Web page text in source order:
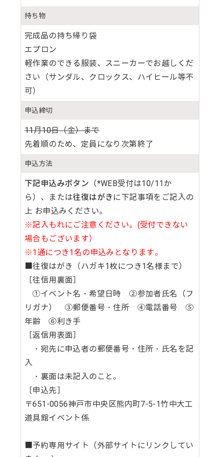
持ち物
完成品の持ち帰り袋
エプロン
軽作業のできる服装、スニーカーでお越しくだ
さい（サンダル、クロックス、ハイヒール等不
可）
申込締切
11月10日（金）まで
先着順のため、定員になり次第終了
申込方法
下記申込みボタン （*WEB受付は10/11か
ら）、または往復はがき に下記事項をご記入の
上 お申込みください。
※記入もれにご注意ください。(受付できない
場合もございます）
※1通につき1名の申込みとなります。
■往復はがき（ハガキ1枚につき1名様まで）
［往信用裏面］
①イベント名・希望日時 ②参加者氏名（フ
リガナ） ③郵便番号・住所 ④電話番号 ⑤
年齢 ⑥利き手
［返信用表面］
・宛先に申込者の郵便番号・住所・氏名を記
入
・裏面は未記入のこと。
［申込先］
〒651-0056神戸市中央区熊内町7-5-1竹中大工
道具館イベント係
■予約専用サイト（外部サイトにリンクしてい